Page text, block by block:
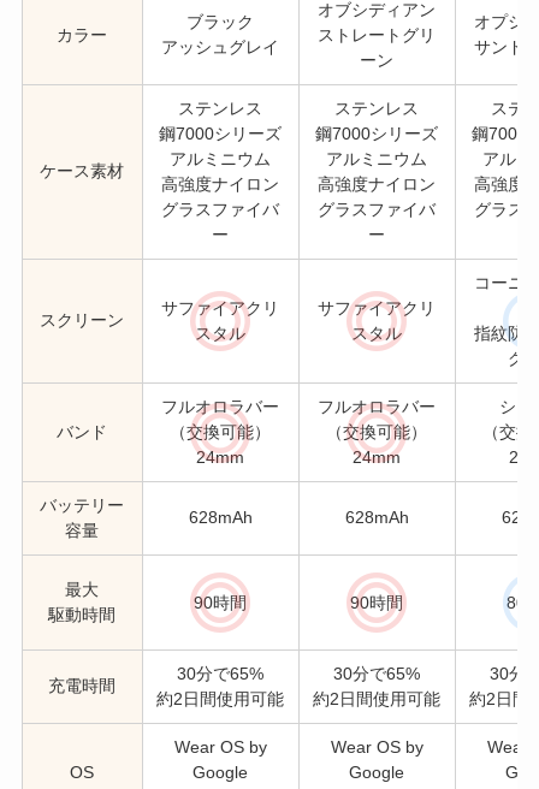
カラー
ブラック
アッシュグレイ
オブシディアン
ストレートグリ
ーン
オプシ
サンド
ケース素材
ステンレス
鋼7000シリーズ
アルミニウム
高強度ナイロン
グラスファイバ
ー
ステンレス
鋼7000シリーズ
アルミニウム
高強度ナイロン
グラスファイバ
ー
ステ
鋼7000
アルミ
高強度
グラス
スクリーン
サファイアクリ
スタル
サファイアクリ
スタル
コーニ
指紋防
グ
バンド
フルオロラバー
（交換可能）
24mm
フルオロラバー
（交換可能）
24mm
シリ
（交
バッテリー
容量
628mAh 628mAh
最大
駆動時間
90時間 90時間 80
充電時間
30分で65%
約2日間使用可能
30分で65%
約2日間使用可能
30分
約2日間
OS
Wear OS by
Google
Wear OS by
Google
Wear